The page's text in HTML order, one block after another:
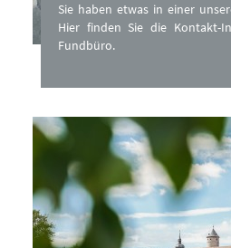
Sie haben etwas in einer
Hier finden Sie die Kontakt-
Fundbüro.